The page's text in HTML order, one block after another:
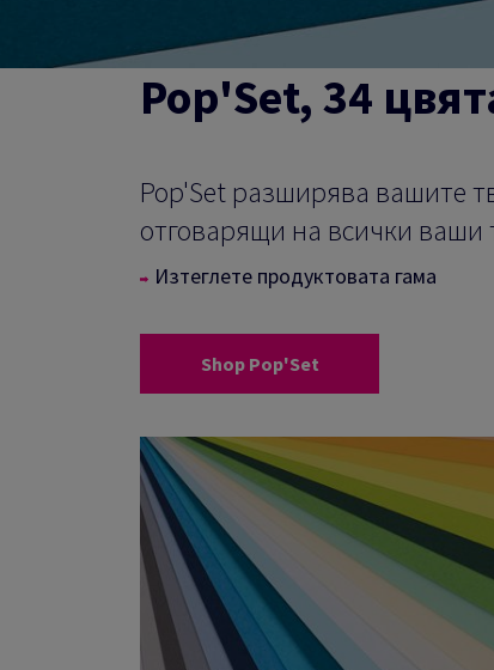
Pop'Set, 34
Pop'Set разширява вашите
отговарящи на всички ваши
Изтеглете продуктовата гама
Shop Pop'Set